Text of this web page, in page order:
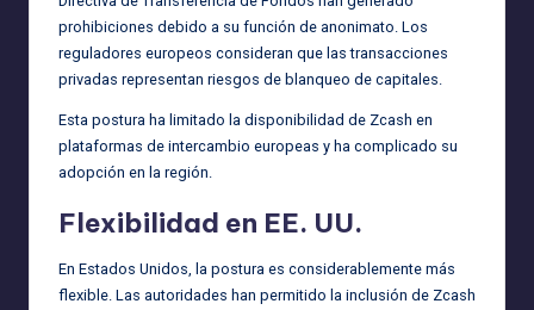
prohibiciones debido a su función de anonimato. Los
reguladores europeos consideran que las transacciones
privadas representan riesgos de blanqueo de capitales.
Esta postura ha limitado la disponibilidad de Zcash en
plataformas de intercambio europeas y ha complicado su
adopción en la región.
Flexibilidad en EE. UU.
En Estados Unidos, la postura es considerablemente más
flexible. Las autoridades han permitido la inclusión de Zcash